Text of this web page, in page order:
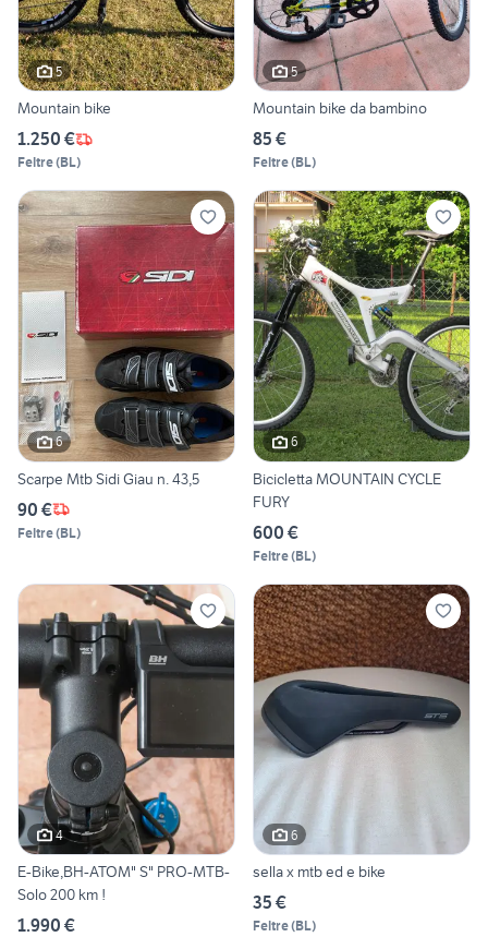
5
Mountain bike
1.250 €
Feltre(BL)
5
Mountain bike da bambino
85 €
Feltre(BL)
6
Scarpe Mtb Sidi Giau n. 43,5
90 €
Feltre(BL)
6
Bicicletta MOUNTAIN CYCLE
FURY
600 €
Feltre(BL)
4
E-Bike,BH-ATOM" S" PRO-MTB-
Solo 200 km !
1.990 €
6
sella x mtb ed e bike
35 €
Feltre(BL)